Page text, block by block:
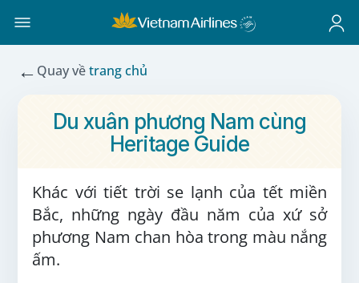
← Quay vềtrang chủ
Du xuân phương Nam cùng
Heritage Guide
Khác với tiết trời se lạnh của tết miền
Bắc, những ngày đầu năm của xứ sở
phương Nam chan hòa trong màu nắng
ấm.